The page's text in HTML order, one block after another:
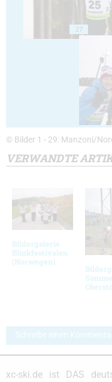
27
© Bilder 1 - 29: Manzoni/
VERWANDTE
Bildergalerie
Blinkfestivalen
(Norwegen)
Schreibe einen Kommentar
xc-ski.de ist DAS